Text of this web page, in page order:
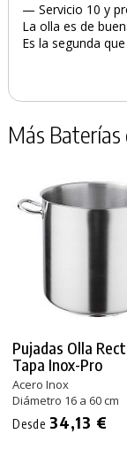
— Servicio 10 y
La olla es de
Es la segunda
Más Baterías
Pujadas Olla
Tapa Inox-Pro
Acero Inox
Diámetro 16 a 60 cm
Desde 34,13 €